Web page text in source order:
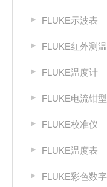
FLUKE示波表
FLUKE红外测
FLUKE温度计
FLUKE电流钳
FLUKE校准仪
FLUKE温度表
FLUKE彩色数